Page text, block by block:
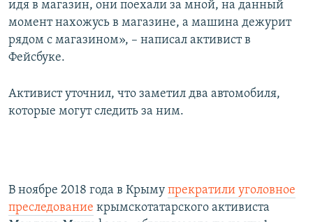
идя в магазин, они поехали за мной, на данный
момент нахожусь в магазине, а машина дежурит
рядом с магазином», – написал активист в
Фейсбуке.
Активист уточнил, что заметил два автомобиля,
которые могут следить за ним.
В ноябре 2018 года в Крыму прекратили уголовное
преследование крымскотатарского активиста